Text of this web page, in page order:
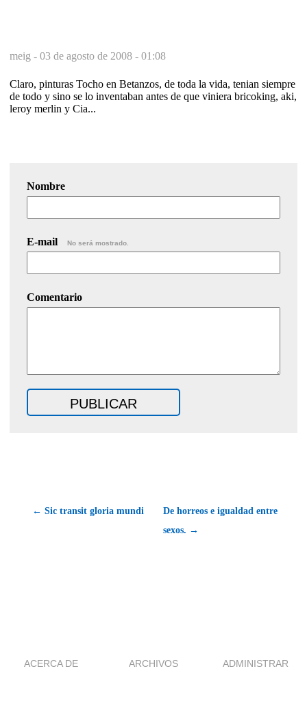
meig - 03 de agosto de 2008 - 01:08
Claro, pinturas Tocho en Betanzos, de toda la vida, tenian siempre
de todo y sino se lo inventaban antes de que viniera bricoking, aki,
leroy merlin y Cia...
Nombre
E-mail No será mostrado.
Comentario
← Sic transit gloria mundi
De horreos e igualdad entre
sexos. →
ACERCA DE ARCHIVOS ADMINISTRAR